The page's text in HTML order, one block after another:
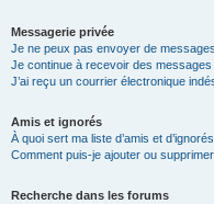
Messagerie privée
Je ne peux pas envoyer de
Je continue à recevoir des
J’ai reçu un courrier électronique
Amis et ignorés
À quoi sert ma liste d’amis et
Comment puis-je ajouter ou
Recherche dans les forums